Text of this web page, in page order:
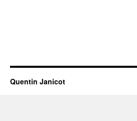
Quentin Janicot